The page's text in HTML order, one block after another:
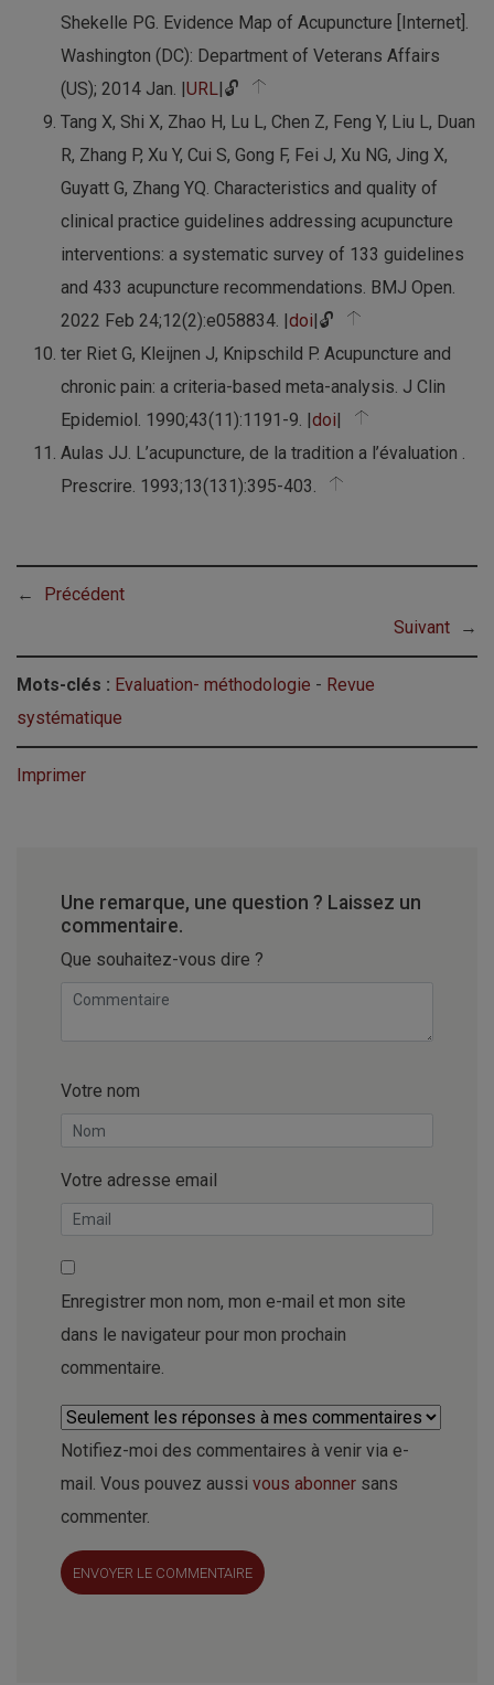
Shekelle PG. Evidence Map of Acupuncture [Internet].
Washington (DC): Department of Veterans Affairs
(US); 2014 Jan. | URL |🔓
Tang X, Shi X, Zhao H, Lu L, Chen Z, Feng Y, Liu L, Duan
R, Zhang P, Xu Y, Cui S, Gong F, Fei J, Xu NG, Jing X,
Guyatt G, Zhang YQ. Characteristics and quality of
clinical practice guidelines addressing acupuncture
interventions: a systematic survey of 133 guidelines
and 433 acupuncture recommendations. BMJ Open.
2022 Feb 24;12(2):e058834. | doi |🔓
ter Riet G, Kleijnen J, Knipschild P. Acupuncture and
chronic pain: a criteria-based meta-analysis. J Clin
Epidemiol. 1990;43(11):1191-9. | doi
Aulas JJ. L’acupuncture, de la tradition a l’évaluation .
Prescrire. 1993;13(131):395-403.
←
Précédent
Suivant
→
Mots-clés : Evaluation- méthodologie - Revue
systématique
Imprimer
Une remarque, une question ? Laissez un
commentaire.
Que souhaitez-vous dire ?
Votre nom
Votre adresse email
Enregistrer mon nom, mon e-mail et mon site
dans le navigateur pour mon prochain
commentaire.
Notifiez-moi des commentaires à venir via e-
mail. Vous pouvez aussi vous abonner sans
commenter.
ENVOYER LE COMMENTAIRE